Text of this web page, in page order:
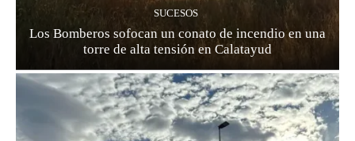
SUCESOS
Los Bomberos sofocan un conato de incendio en una
torre de alta tensión en Calatayud